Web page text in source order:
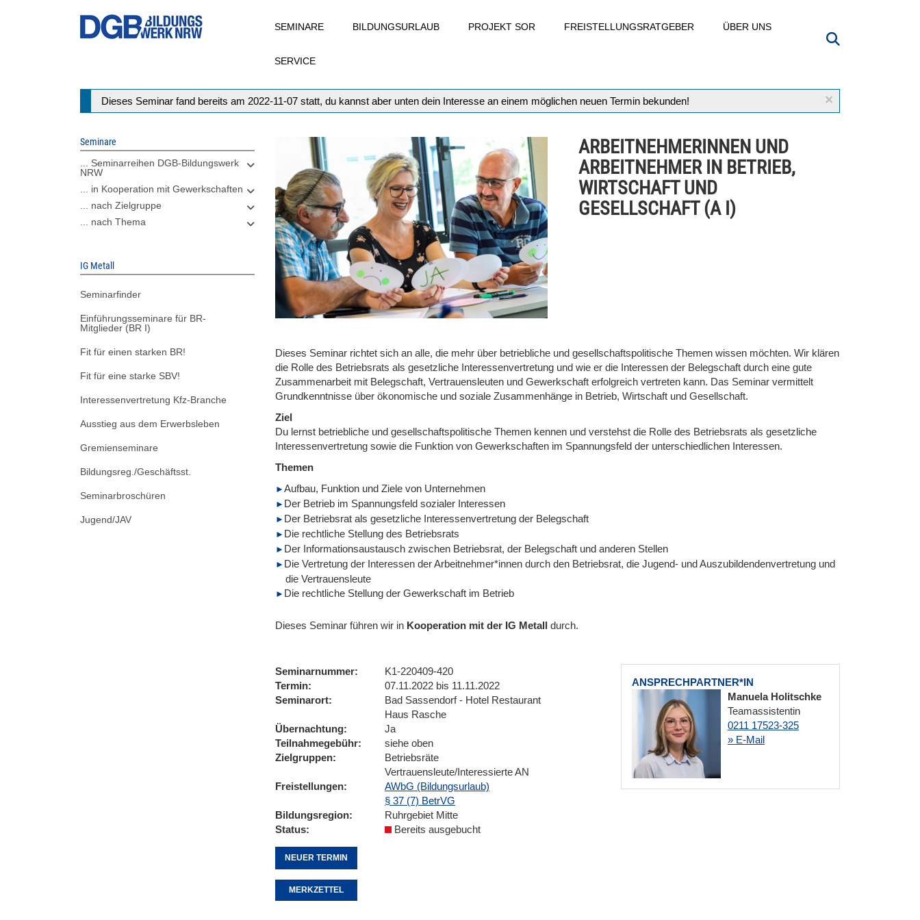
SEMINARE BILDUNGSURLAUB PROJEKT SOR FREISTELLUNGSRATGEBER ÜBER UNS
SERVICE
×
Statusmeldung
Dieses Seminar fand bereits am 2022-11-07 statt, du kannst aber unten dein Interesse an einem möglichen neuen Termin bekunden!
Seminare
... Seminarreihen DGB-Bildungswerk
NRW
... in Kooperation mit Gewerkschaften
... nach Zielgruppe
... nach Thema
IG Metall
Seminarfinder
Einführungsseminare für BR-
Mitglieder (BR I)
Fit für einen starken BR!
Fit für eine starke SBV!
Interessenvertretung Kfz-Branche
Ausstieg aus dem Erwerbsleben
Gremienseminare
Bildungsreg./Geschäftsst.
Seminarbroschüren
Jugend/JAV
ARBEITNEHMERINNEN UND
ARBEITNEHMER IN BETRIEB,
WIRTSCHAFT UND
GESELLSCHAFT (A I)
Dieses Seminar richtet sich an alle, die mehr über betriebliche und gesellschaftspolitische Themen wissen möchten. Wir klären
die Rolle des Betriebsrats als gesetzliche Interessenvertretung und wie er die Interessen der Belegschaft durch eine gute
Zusammenarbeit mit Belegschaft, Vertrauensleuten und Gewerkschaft erfolgreich vertreten kann. Das Seminar vermittelt
Grundkenntnisse über ökonomische und soziale Zusammenhänge in Betrieb, Wirtschaft und Gesellschaft.
Ziel
Du lernst betriebliche und gesellschaftspolitische Themen kennen und verstehst die Rolle des Betriebsrats als gesetzliche
Interessenvertretung sowie die Funktion von Gewerkschaften im Spannungsfeld der unterschiedlichen Interessen.
Themen
Aufbau, Funktion und Ziele von Unternehmen
Der Betrieb im Spannungsfeld sozialer Interessen
Der Betriebsrat als gesetzliche Interessenvertretung der Belegschaft
Die rechtliche Stellung des Betriebsrats
Der Informationsaustausch zwischen Betriebsrat, der Belegschaft und anderen Stellen
Die Vertretung der Interessen der Arbeitnehmer*innen durch den Betriebsrat, die Jugend- und Auszubildendenvertretung und
die Vertrauensleute
Die rechtliche Stellung der Gewerkschaft im Betrieb
Dieses Seminar führen wir in Kooperation mit der IG Metall durch.
ANSPRECHPARTNER*IN
Manuela Holitschke
Teamassistentin
0211 17523-325
» E-Mail
Seminarnummer
K1-220409-420
Termin
07.11.2022 bis 11.11.2022
Seminarort
Bad Sassendorf - Hotel Restaurant
Haus Rasche
Übernachtung
Ja
Teilnahmegebühr
siehe oben
Zielgruppen
Betriebsräte
Vertrauensleute/Interessierte AN
Freistellungen
AWbG (Bildungsurlaub)
§ 37 (7) BetrVG
Bildungsregion
Ruhrgebiet Mitte
Status
Bereits ausgebucht
NEUER TERMIN
MERKZETTEL